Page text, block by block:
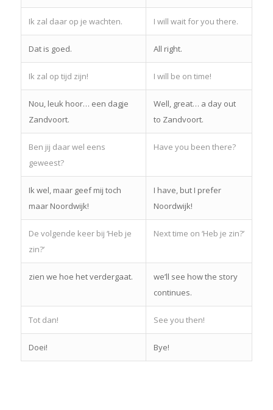
Ik zal daar op je wachten. I will wait for you there.
Dat is goed. All right.
Ik zal op tijd zijn! I will be on time!
Nou, leuk hoor… een dagje
Zandvoort.
Well, great… a day out
to Zandvoort.
Ben jij daar wel eens
geweest?
Have you been there?
Ik wel, maar geef mij toch
maar Noordwijk!
I have, but I prefer
Noordwijk!
De volgende keer bij ‘Heb je
zin?’
Next time on ‘Heb je zin?’
zien we hoe het verdergaat.
we’ll see how the story
continues.
Tot dan! See you then!
Doei! Bye!